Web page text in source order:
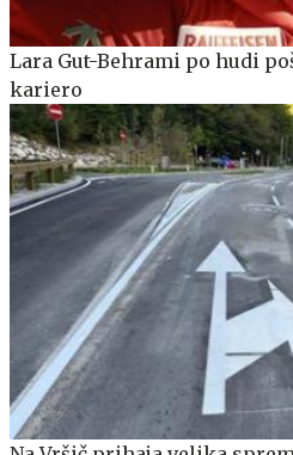
Lara Gut-Behrami po hudi
kariero